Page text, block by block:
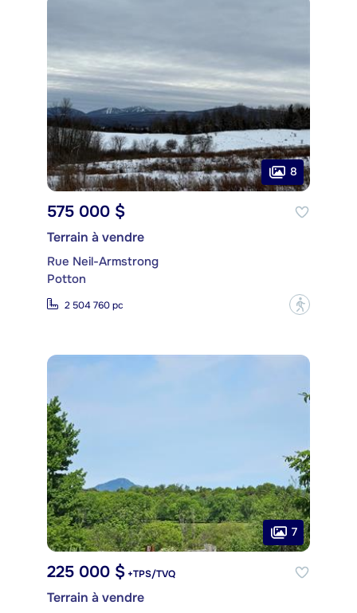
8
575 000 $
Terrain à vendre
Rue Neil-Armstrong
Potton
2 504 760 pc ?
7
225 000 $ +TPS/TVQ
Terrain à vendre